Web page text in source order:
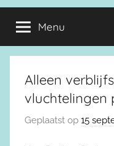
Menu
Alleen
vluchtelingen
Geplaatst op 15